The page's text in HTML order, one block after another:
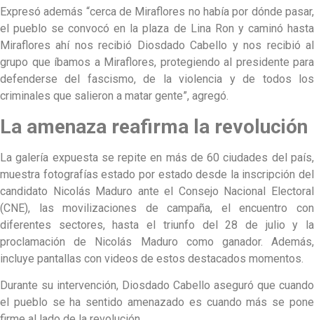
Expresó además “cerca de Miraflores no había por dónde pasar,
el pueblo se convocó en la plaza de Lina Ron y caminó hasta
Miraflores ahí nos recibió Diosdado Cabello y nos recibió al
grupo que íbamos a Miraflores, protegiendo al presidente para
defenderse del fascismo, de la violencia y de todos los
criminales que salieron a matar gente”, agregó.
La amenaza reafirma la revolución
La galería expuesta se repite en más de 60 ciudades del país,
muestra fotografías estado por estado desde la inscripción del
candidato Nicolás Maduro ante el Consejo Nacional Electoral
(CNE), las movilizaciones de campaña, el encuentro con
diferentes sectores, hasta el triunfo del 28 de julio y la
proclamación de Nicolás Maduro como ganador. Además,
incluye pantallas con videos de estos destacados momentos.
Durante su intervención, Diosdado Cabello aseguró que cuando
el pueblo se ha sentido amenazado es cuando más se pone